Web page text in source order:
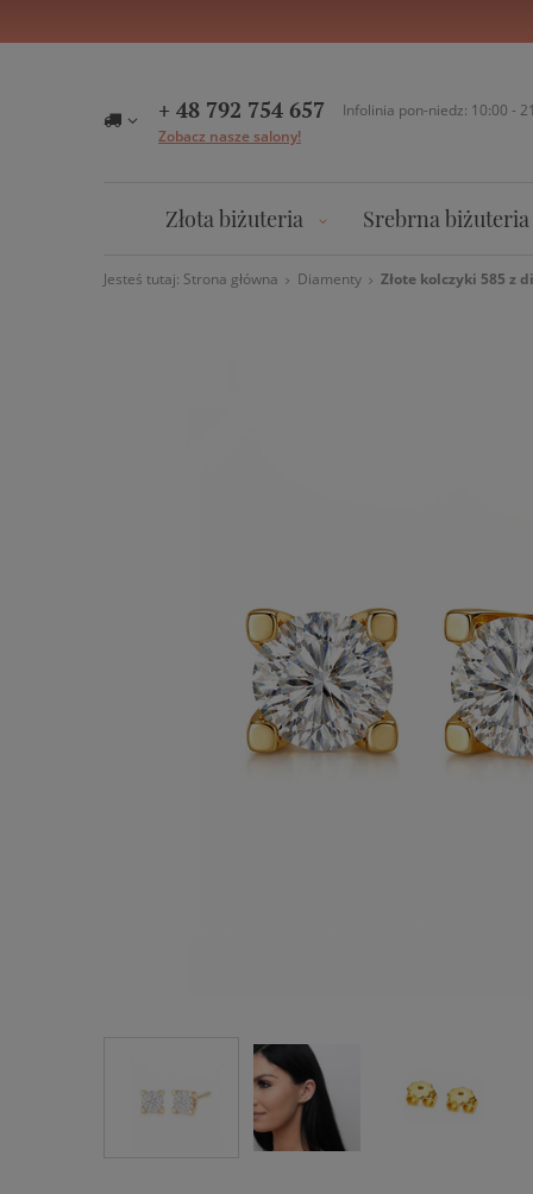
+ 48 792 754 657
Infolinia pon-niedz: 10:00 -
Zobacz nasze salony!
Złota biżuteria Srebrna biżuteria
Jesteś tutaj: Strona główna Diamenty Złote kolczyki 585 z